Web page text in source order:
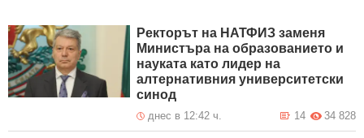
Ректорът на НАТФИЗ заменя
Министъра на образованието и
науката като лидер на
алтернативния университетски
синод
днес в 12:42 ч. 34 828
14